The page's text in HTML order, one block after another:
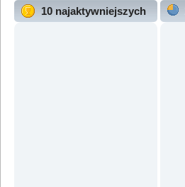
10 najaktywniejszych